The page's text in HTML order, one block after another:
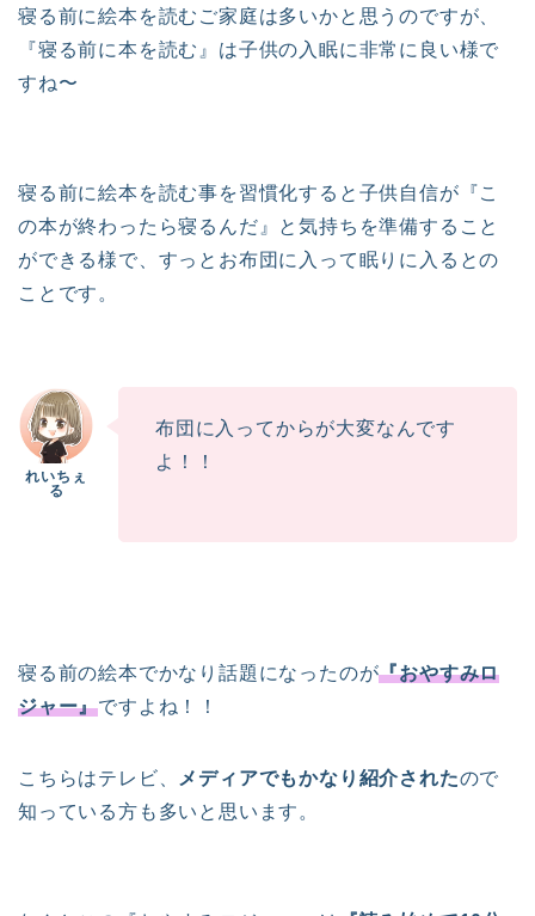
寝る前に絵本を読むご家庭は多いかと思うのですが、
『寝る前に本を読む』は子供の入眠に非常に良い様で
すね〜
寝る前に絵本を読む事を習慣化すると子供自信が『こ
の本が終わったら寝るんだ』と気持ちを準備すること
ができる様で、すっとお布団に入って眠りに入るとの
ことです。
布団に入ってからが大変なんです
よ！！
寝る前の絵本でかなり話題になったのが『おやすみロ
ジャー』ですよね！！
こちらはテレビ、 メディアでもかなり紹介されたので
知っている方も多いと思います。